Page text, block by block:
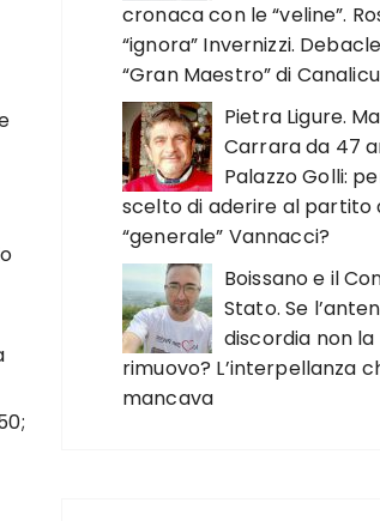
cronaca con le “veline”.
“ignora” Invernizzi.
“Gran Maestro” di
Pietra Ligure.
Carrara da 47
Palazzo Golli:
scelto di aderire al partito
“generale” Vannacci?
Boissano e il
Stato. Se
discordia non la
rimuovo? L’interpellanza
mancava